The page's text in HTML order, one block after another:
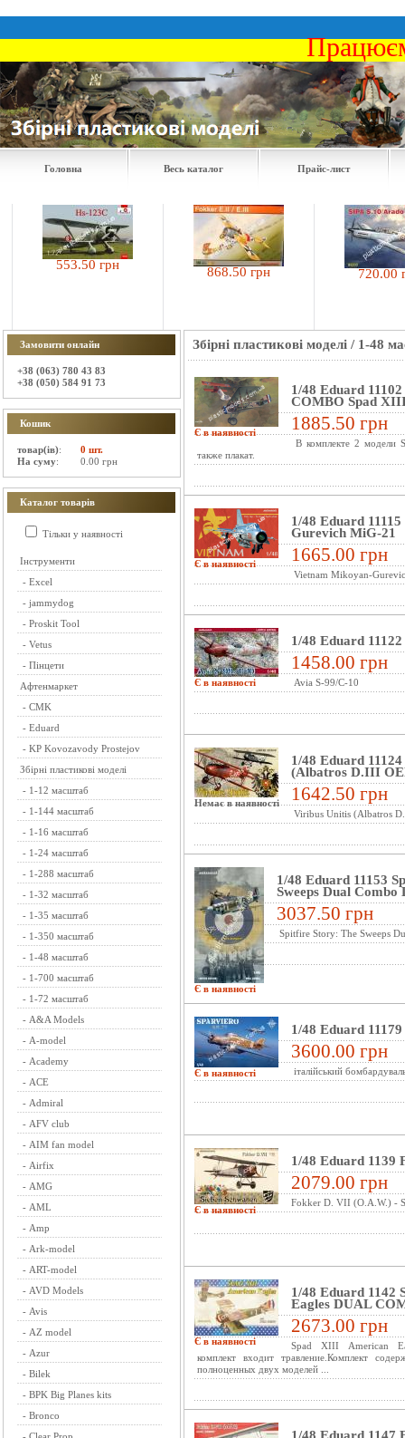
Головна Весь каталог Прайс-лист
553.50 грн 868.50 грн 720.00 грн
Замовити онлайн
+38 (063) 780 43 83
+38 (050) 584 91 73
Кошик
товар(ів):
0 шт.
На суму: 0.00 грн
Каталог товарів
Тільки у наявності
Інструменти
- Excel
- jammydog
- Proskit Tool
- Vetus
- Пінцети
Афтенмаркет
- CMK
- Eduard
- KP Kovozavody Prostejov
Збірні пластикові моделі
- 1-12 масштаб
- 1-144 масштаб
- 1-16 масштаб
- 1-24 масштаб
- 1-288 масштаб
- 1-32 масштаб
- 1-35 масштаб
- 1-350 масштаб
- 1-48 масштаб
- 1-700 масштаб
- 1-72 масштаб
- A&A Models
- A-model
- Academy
- ACE
- Admiral
- AFV club
- AIM fan model
- Airfix
- AMG
- AML
- Amp
- Ark-model
- ART-model
- AVD Models
- Avis
- AZ model
- Azur
- Bilek
- BPK Big Planes kits
- Bronco
Збірні пластикові моделі / 1-48
Є в наявності
1/48 Eduard
COMBO Spad
1885.50 грн
В комплекте 2
также плакат.
Є в наявності
1/48 Eduard
Gurevich MiG-21
1665.00 грн
Vietnam Mikoyan-
Є в наявності
1/48 Eduard
1458.00 грн
Avia S-99/C-10
Немає в наявності
1/48 Eduard
(Albatros D.III
1642.50 грн
Viribus Unitis (Albatros
Є в наявності
1/48 Eduard 11153
Sweeps Dual
3037.50 грн
Spitfire Story: The Sweeps
Є в наявності
1/48 Eduard
3600.00 грн
італійський
Є в наявності
1/48 Eduard 1139
2079.00 грн
Fokker D. VII (O.A.W.) -
Є в наявності
1/48 Eduard 1142
Eagles DUAL
2673.00 грн
Spad XIII American
комплект входит травление.Комплект
полноценных двух моделей ...